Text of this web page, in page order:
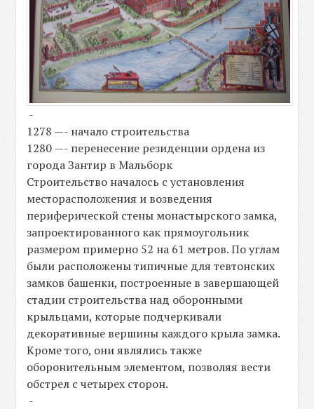
-
1278 —- начало строительства
1280 —- перенесение резиденции ордена из
города Зантир в Мальборк
Строительство началось с установления
месторасположения и возведения
периферической стены монастырского замка,
запроектированного как прямоугольник
размером примерно 52 на 61 метров. По углам
были расположены типичные для тевтонских
замков башенки, построенные в завершающей
стадии строительства над оборонными
крыльцами, которые подчеркивали
декоративные вершины каждого крыла замка.
Кроме того, они являлись также
оборонительным элементом, позволяя вести
обстрел с четырех сторон.
-